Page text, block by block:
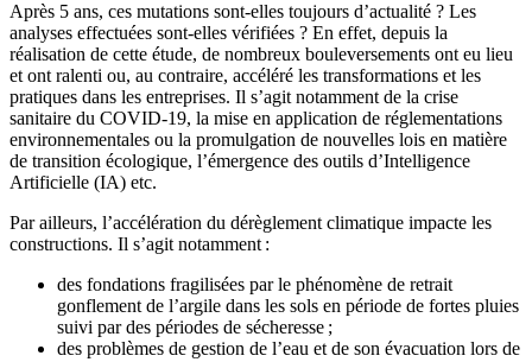
Après 5 ans, ces mutations sont-elles toujours d’actualité ? Les
analyses effectuées sont-elles vérifiées ? En effet, depuis la
réalisation de cette étude, de nombreux bouleversements ont eu lieu
et ont ralenti ou, au contraire, accéléré les transformations et les
pratiques dans les entreprises. Il s’agit notamment de la crise
sanitaire du COVID-19, la mise en application de réglementations
environnementales ou la promulgation de nouvelles lois en matière
de transition écologique, l’émergence des outils d’Intelligence
Artificielle (IA) etc.
Par ailleurs, l’accélération du dérèglement climatique impacte les
constructions. Il s’agit notamment :
des fondations fragilisées par le phénomène de retrait
gonflement de l’argile dans les sols en période de fortes pluies
suivi par des périodes de sécheresse ;
des problèmes de gestion de l’eau et de son évacuation lors de